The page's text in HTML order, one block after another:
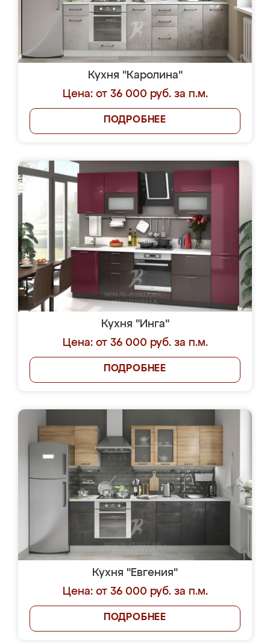
Кухня "Каролина"
Цена: от 36 000 руб. за п.м.
ПОДРОБНЕЕ
Кухня "Инга"
Цена: от 36 000 руб. за п.м.
ПОДРОБНЕЕ
Кухня "Евгения"
Цена: от 36 000 руб. за п.м.
ПОДРОБНЕЕ